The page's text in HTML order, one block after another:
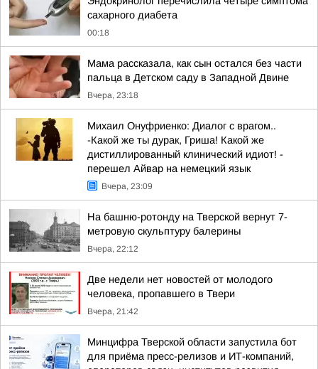
сахарного диабета
00:18
Мама рассказала, как сын остался без части
пальца в Детском саду в Западной Двине
Вчера, 23:18
Михаил Онуфриенко: Диалог с врагом..
-Какой же ты дурак, Гриша! Какой же
дистиллированный клинический идиот! -
перешел Айвар на немецкий язык
Вчера, 23:09
На башню-ротонду на Тверской вернут 7-
метровую скульптуру балерины
Вчера, 22:12
Две недели нет новостей от молодого
человека, пропавшего в Твери
Вчера, 21:42
Минцифра Тверской области запустила бот
для приёма пресс-релизов и ИТ-компаний,